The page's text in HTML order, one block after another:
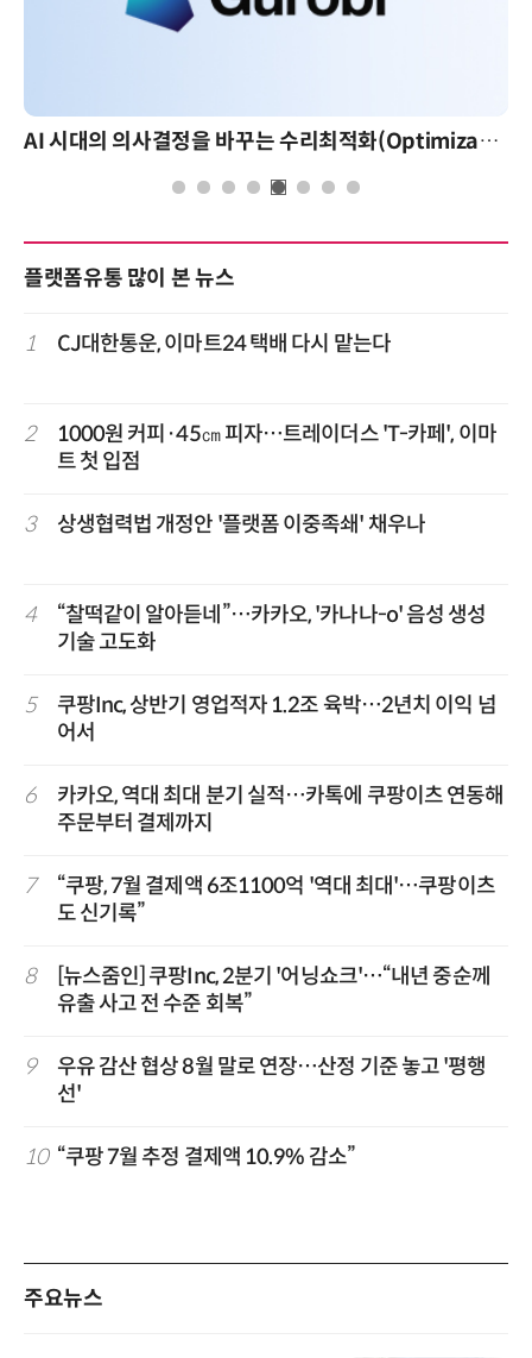
AI 시대의 의사결정을 바꾸는 수리최적화(Optimization): 실제 산업 적용 사례와 활용 전략
플랫폼유통 많이 본 뉴스
1 CJ대한통운, 이마트24 택배 다시 맡는다
2
1000원 커피·45㎝ 피자…트레이더스 'T-카페', 이마
트 첫 입점
3 상생협력법 개정안 '플랫폼 이중족쇄' 채우나
4
“찰떡같이 알아듣네”…카카오, '카나나-o' 음성 생성
기술 고도화
5
쿠팡Inc, 상반기 영업적자 1.2조 육박…2년치 이익 넘
어서
6
카카오, 역대 최대 분기 실적…카톡에 쿠팡이츠 연동해
주문부터 결제까지
7
“쿠팡, 7월 결제액 6조1100억 '역대 최대'…쿠팡이츠
도 신기록”
8
[뉴스줌인] 쿠팡Inc, 2분기 '어닝쇼크'…“내년 중순께
유출 사고 전 수준 회복”
9
우유 감산 협상 8월 말로 연장…산정 기준 놓고 '평행
선'
10 “쿠팡 7월 추정 결제액 10.9% 감소”
주요뉴스